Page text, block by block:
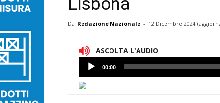
Lisbona
Da Redazione Nazionale - 12 Dicembre 2024
ASCOLTA L'AUDIO
Lettore
Audio
00:00